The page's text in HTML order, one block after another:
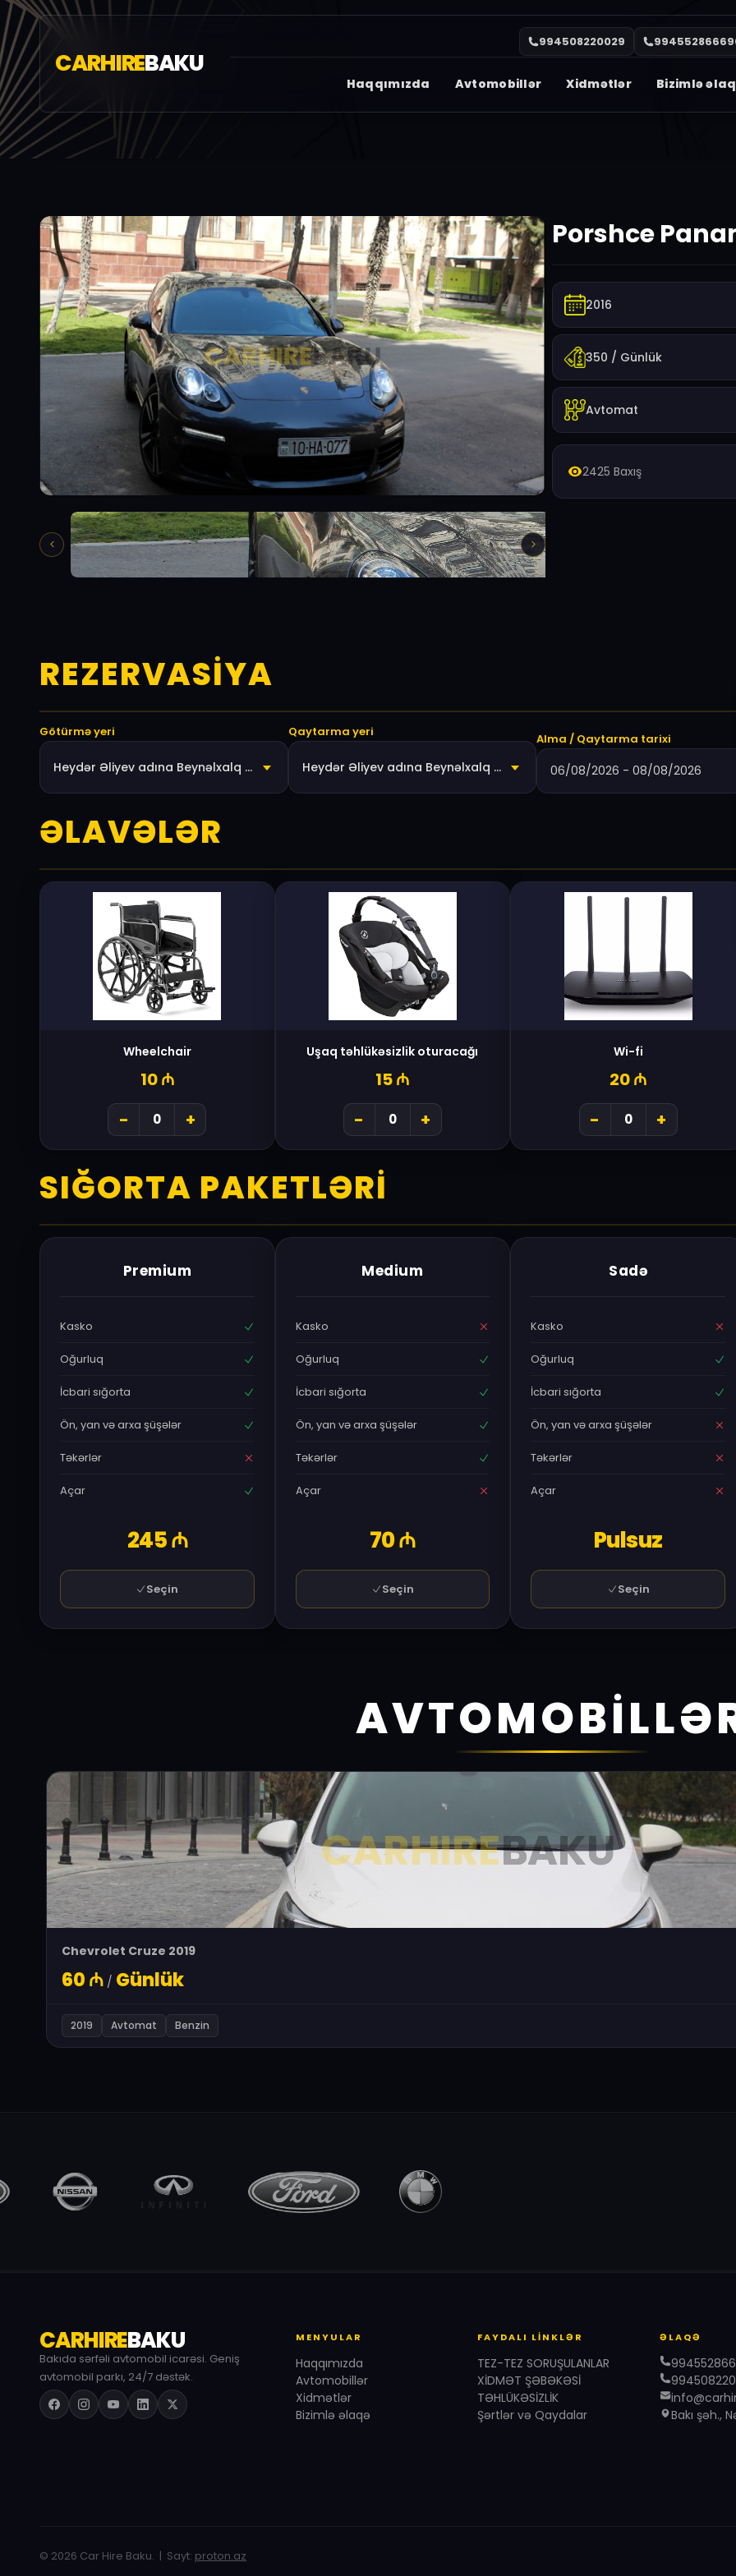
CARHIREBAKU
994508220029
Haqqımızda Avtomobillər Xidmətlər Bizimlə
Porshce
2016
350 / Günlük
Avtomat
2425 Baxış
REZERVASIYA
Götürmə yeri
Heydər Əliyev adına Beynəlxalq Hava Limanı
Qaytarma yeri
Heydər Əliyev adına Beynəlxalq Hava Limanı
Alma / Qaytarma tarixi
ƏLAVƏLƏR
Wheelchair
10₼
-
+
Uşaq təhlükəsizlik oturacağı
15₼
-
+
Wi-fi
20₼
-
+
SIĞORTA PAKETLƏRI
Premium
Kasko
Oğurluq
İcbari sığorta
Ön, yan və arxa şüşələr
Təkərlər
Açar
245 ₼
Seçin
Medium
Kasko
Oğurluq
İcbari sığorta
Ön, yan və arxa şüşələr
Təkərlər
Açar
70 ₼
Seçin
Sadə
Kasko
Oğurluq
İcbari sığorta
Ön, yan və arxa şüşələr
Təkərlər
Açar
Pulsuz
Seçin
Chevrolet Cruze 2019
60₼ / Günlük
2019 Avtomat Benzin
CARHIREBAKU
Bakıda sərfəli avtomobil icarəsi. Geniş
avtomobil parkı, 24/7 dəstək.
MENYULAR
Haqqımızda
Avtomobillər
Xidmətlər
Bizimlə əlaqə
FAYDALI LINKLƏR
TEZ-TEZ SORUŞULANLAR
XİDMƏT ŞƏBƏKƏSİ
TƏHLÜKƏSİZLİK
Şərtlər və Qaydalar
ƏLAQƏ
Bakı şəh.,
© 2026 Car Hire Baku. | Sayt: proton.az